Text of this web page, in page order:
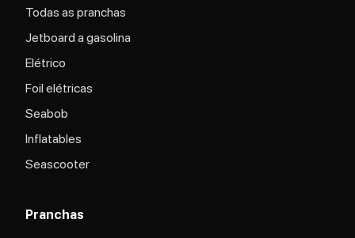
Todas as pranchas
Jetboard a gasolina
Elétrico
Foil elétricas
Seabob
Inflatables
Seascooter
Pranchas